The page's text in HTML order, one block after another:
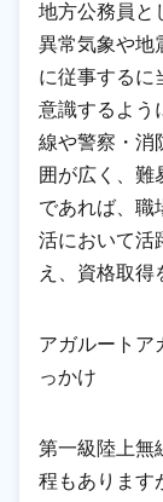
地方公務員と
異常気象や地
に従事するに
意識するよう
線や警察・消
囲が広く、難
であれば、職
活において活
え、資格取得
アガルートア
っかけ
第一級陸上無
程もあります